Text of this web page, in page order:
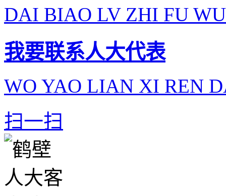
DAI BIAO LV ZHI FU
我要联系人大代表
WO YAO LIAN XI REN
扫一扫